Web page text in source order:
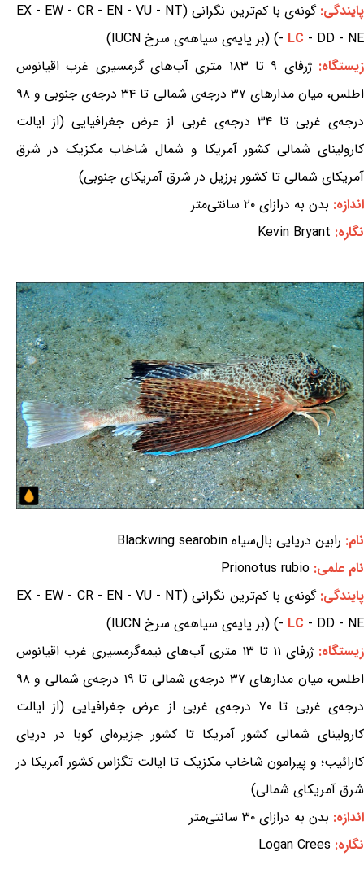
پایندگی:
گونه‌ی با کم‌ترین نگرانی (EX - EW - CR - EN - VU - NT
- LC - DD - NE) (بر پایه‌ی سیاهه‌ی سرخ IUCN)
زیستگاه:
ژرفای ۹ تا ۱۸۳ متری آب‌های گرمسیری غرب اقیانوس
اطلس، میان مدارهای ۳۷ درجه‌ی شمالی تا ۳۴ درجه‌ی جنوبی و ۹۸
درجه‌ی غربی تا ۳۴ درجه‌ی غربی از عرض جغرافیایی (از ایالت
کارولینای شمالی کشور آمریکا و شمال شاخاب مکزیک در شرق
آمریکای شمالی تا کشور برزیل در شرق آمریکای جنوبی)
اندازه: بدن به درازای ۲۰ سانتی‌متر
نگاره: Kevin Bryant
نام: رابین دریایی بال‌سیاه Blackwing searobin
نام علمی: Prionotus rubio
پایندگی:
گونه‌ی با کم‌ترین نگرانی (EX - EW - CR - EN - VU - NT
- LC - DD - NE) (بر پایه‌ی سیاهه‌ی سرخ IUCN)
زیستگاه:
ژرفای ۱۱ تا ۱۳ متری آب‌های نیمه‌گرمسیری غرب اقیانوس
اطلس، میان مدارهای ۳۷ درجه‌ی شمالی تا ۱۹ درجه‌ی شمالی و ۹۸
درجه‌ی غربی تا ۷۰ درجه‌ی غربی از عرض جغرافیایی (از ایالت
کارولینای شمالی کشور آمریکا تا کشور جزیره‌ای کوبا در دریای
کارائیب؛ و پیرامون شاخاب مکزیک تا ایالت تگزاس کشور آمریکا در
شرق آمریکای شمالی)
اندازه: بدن به درازای ۳۰ سانتی‌متر
نگاره: Logan Crees